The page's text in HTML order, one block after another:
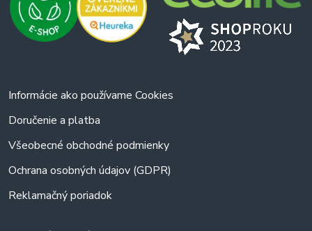
Informácie ako používame Cookies
Doručenie a platba
Všeobecné obchodné podmienky
Ochrana osobných údajov (GDPR)
Reklamačný poriadok